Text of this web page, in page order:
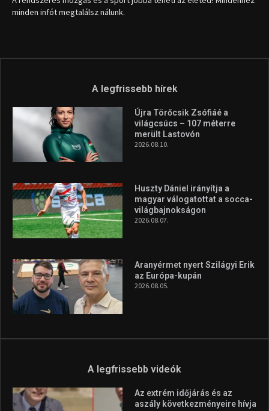
minden infót megtalálsz nálunk.
A legfrissebb hírek
Újra Törőcsik Zsófiáé a
világcsúcs – 107 méterre
merült Lastovón
2026.08.10.
Huszty Dániel irányítja a
magyar válogatottat a socca-
világbajnokságon
2026.08.07.
Aranyérmet nyert Szilágyi Erik
az Európa-kupán
2026.08.05.
A legfrissebb videók
Az extrém időjárás és az
aszály következményeire hívja